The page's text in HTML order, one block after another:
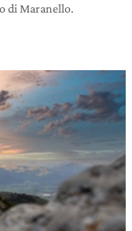
di Maranello.